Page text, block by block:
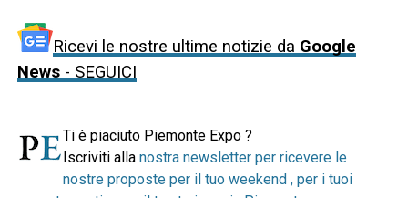
Ricevi le nostre ultime notizie da Google
News- SEGUICI
Ti è piaciuto Piemonte Expo ?
Iscriviti alla nostra newsletter per ricevere le
nostre proposte per il tuo weekend , per i tuoi